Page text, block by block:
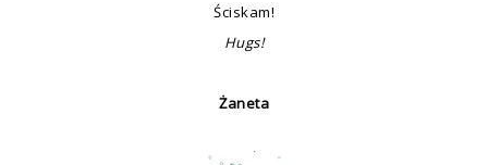
Ściskam!
Hugs!
Żaneta